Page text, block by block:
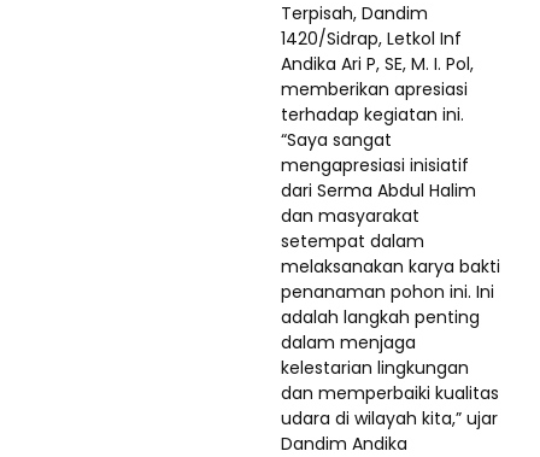
Terpisah, Dandim
1420/Sidrap, Letkol Inf
Andika Ari P, SE, M. I. Pol,
memberikan apresiasi
terhadap kegiatan ini.
“Saya sangat
mengapresiasi inisiatif
dari Serma Abdul Halim
dan masyarakat
setempat dalam
melaksanakan karya bakti
penanaman pohon ini. Ini
adalah langkah penting
dalam menjaga
kelestarian lingkungan
dan memperbaiki kualitas
udara di wilayah kita,” ujar
Dandim Andika